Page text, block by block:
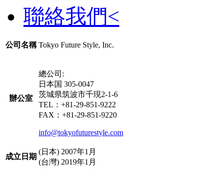
聯絡我們<
公司名稱 Tokyo Future Style, Inc.
辦公室
總公司:
日本国 305-0047
茨城県筑波市千現2-1-6
TEL：+81-29-851-9222
FAX：+81-29-851-9220
info@tokyofuturestyle.com
成立日期
(日本) 2007年1月
(台灣) 2019年1月